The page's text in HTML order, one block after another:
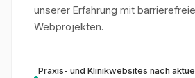
unserer Erfahrung mit
Webprojekten.
Praxis- und Klinikwebsites nach